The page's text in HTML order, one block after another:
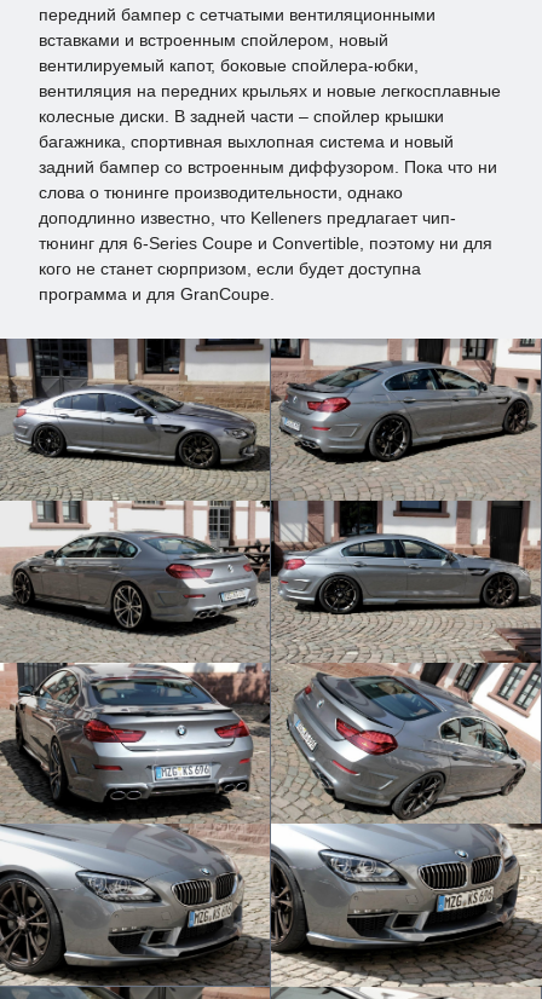
передний бампер с сетчатыми вентиляционными
вставками и встроенным спойлером, новый
вентилируемый капот, боковые спойлера-юбки,
вентиляция на передних крыльях и новые легкосплавные
колесные диски. В задней части – спойлер крышки
багажника, спортивная выхлопная система и новый
задний бампер со встроенным диффузором. Пока что ни
слова о тюнинге производительности, однако
доподлинно известно, что Kelleners предлагает чип-
тюнинг для 6-Series Coupe и Convertible, поэтому ни для
кого не станет сюрпризом, если будет доступна
программа и для GranCoupe.